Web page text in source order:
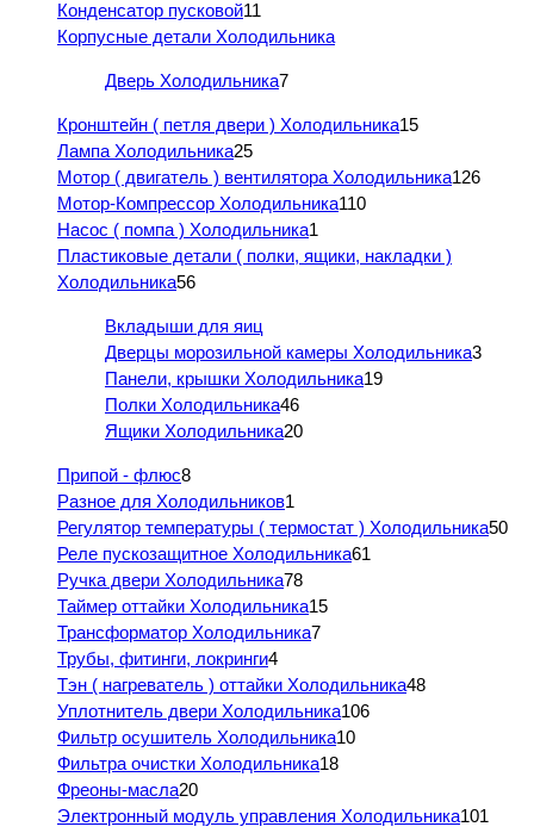
Конденсатор пусковой11
Корпусные детали Холодильника
Дверь Холодильника7
Кронштейн ( петля двери ) Холодильника15
Лампа Холодильника25
Мотор ( двигатель ) вентилятора Холодильника126
Мотор-Компрессор Холодильника110
Насос ( помпа ) Холодильника1
Пластиковые детали ( полки, ящики, накладки )
Холодильника56
Вкладыши для яиц
Дверцы морозильной камеры Холодильника3
Панели, крышки Холодильника19
Полки Холодильника46
Ящики Холодильника20
Припой - флюс8
Разное для Холодильников1
Регулятор температуры ( термостат ) Холодильника50
Реле пускозащитное Холодильника61
Ручка двери Холодильника78
Таймер оттайки Холодильника15
Трансформатор Холодильника7
Трубы, фитинги, локринги4
Тэн ( нагреватель ) оттайки Холодильника48
Уплотнитель двери Холодильника106
Фильтр осушитель Холодильника10
Фильтра очистки Холодильника18
Фреоны-масла20
Электронный модуль управления Холодильника101